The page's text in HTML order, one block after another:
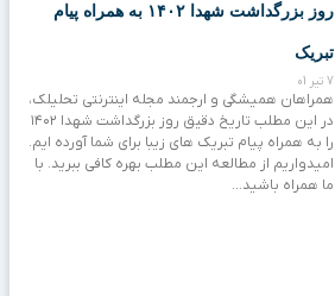
روز بزرگداشت شهدا ۱۴۰۲ به همراه پیام
تبریک
7 تیر 01
همراهان همیشگی و ارجمند مجله اینترنتی تحلیلک،
در این مطلب تاریخ دقیق روز بزرگداشت شهدا ۱۴۰۲
را به همراه پیام تبریک های زیبا برای شما آورده ایم.
امیدواریم از مطالعه این مطلب بهره کافی ببرید. با
ما همراه باشید…